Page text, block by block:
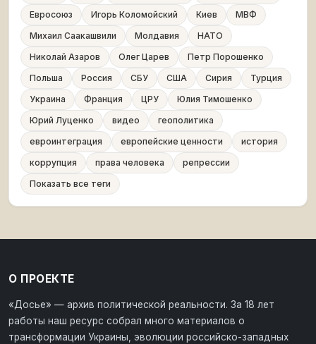
Евросоюз
Игорь Коломойский Киев
МВФ
Михаил Саакашвили
Молдавия
НАТО
Николай Азаров
Олег Царев
Петр Порошенко
Польша
Россия СБУ США Сирия
Турция
Украина
Франция ЦРУ
Юлия Тимошенко
Юрий Луценко
видео
геополитика
евроинтеграция
европейские ценности
история
коррупция
права человека
репрессии
Показать все теги
О ПРОЕКТЕ
«Досье» — архив политической реальности. За 18 лет
работы наш ресурс собрал много материалов о
трансформации Украины, эволюции российско-западных